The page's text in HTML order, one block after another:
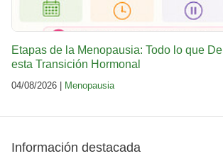
Etapas de la Menopausia: Todo lo que
esta Transición Hormonal
04/08/2026 | Menopausia
Información destacada